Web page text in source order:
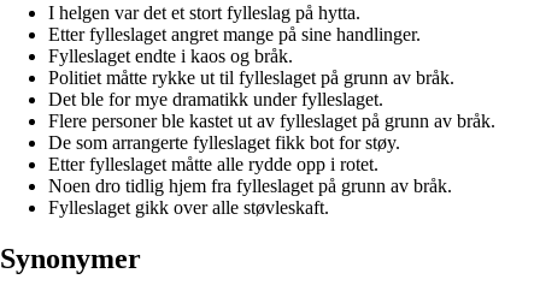
I helgen var det et stort fylleslag på hytta.
Etter fylleslaget angret mange på sine handlinger.
Fylleslaget endte i kaos og bråk.
Politiet måtte rykke ut til fylleslaget på grunn av bråk.
Det ble for mye dramatikk under fylleslaget.
Flere personer ble kastet ut av fylleslaget på grunn av bråk.
De som arrangerte fylleslaget fikk bot for støy.
Etter fylleslaget måtte alle rydde opp i rotet.
Noen dro tidlig hjem fra fylleslaget på grunn av bråk.
Fylleslaget gikk over alle støvleskaft.
Synonymer